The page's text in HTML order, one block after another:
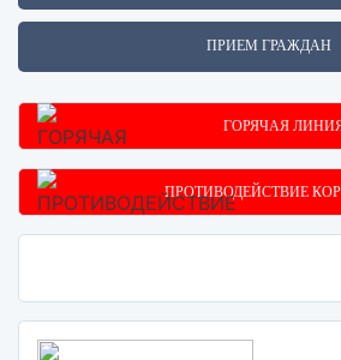
ПРИЕМ ГРАЖДАН
ГОРЯЧАЯ
ПРОТИВОДЕЙСТВИЕ